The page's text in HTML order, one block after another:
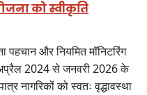
को स्वीकृति
पहचान और नियमित मॉनिटरिंग
2024 से जनवरी 2026 के
नागरिकों को स्वतः वृद्धावस्था